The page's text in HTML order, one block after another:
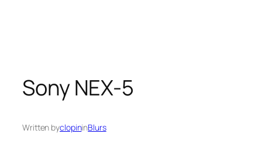
Sony NEX-5
Written byclopininBlurs